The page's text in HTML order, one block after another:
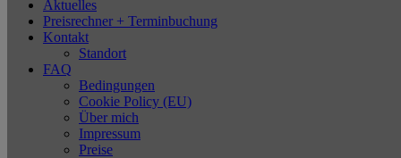
Aktuelles
Preisrechner + Terminbuchung
Kontakt
Standort
FAQ
Bedingungen
Cookie Policy (EU)
Über mich
Impressum
Preise